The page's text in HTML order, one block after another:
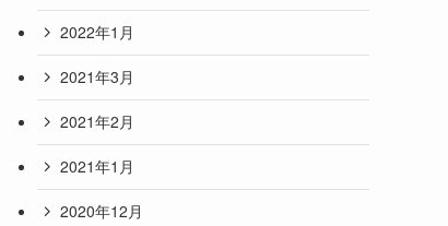
2022年1月
2021年3月
2021年2月
2021年1月
2020年12月